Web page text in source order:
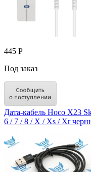
445 Р
Под заказ
Дата-кабель Hoco X23
6 / 7 / 8 / X / Xs / Xr